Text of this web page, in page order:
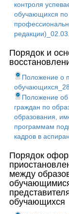
контроля
обучающихся по
Порядок и
Положение о
Положение об
граждан по
образования,
программам
кадров в
Порядок
между
обучающихся